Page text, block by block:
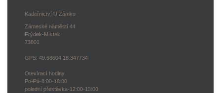
Kadeřnictví U Zámku
Zámecké náměstí 44
Frýdek-Místek
73801
GPS: 49.68604 18.347734
Otevírací hodiny
Po-Pá-8:00-18:00
polední přestávka-12:00-13:00